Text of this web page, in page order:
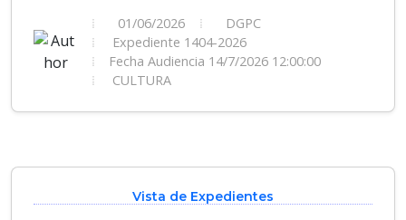
01/06/2026
DGPC
Expediente 1404-2026
Fecha Audiencia 14/7/2026 12:00:00
CULTURA
Vista de Expedientes